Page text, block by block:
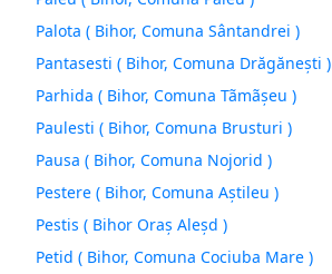
Palota ( Bihor, Comuna Sântandrei )
Pantasesti ( Bihor, Comuna Drăgăneşti )
Parhida ( Bihor, Comuna Tãmãşeu )
Paulesti ( Bihor, Comuna Brusturi )
Pausa ( Bihor, Comuna Nojorid )
Pestere ( Bihor, Comuna Aştileu )
Pestis ( Bihor Oraș Aleşd )
Petid ( Bihor, Comuna Cociuba Mare )